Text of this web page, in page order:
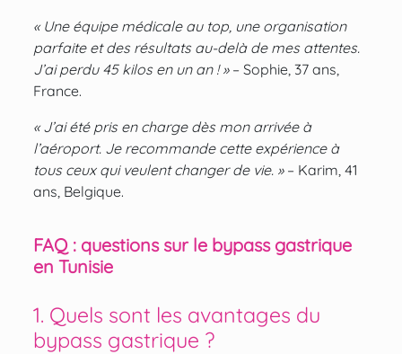
« Une équipe médicale au top, une organisation
parfaite et des résultats au-delà de mes attentes.
J’ai perdu 45 kilos en un an ! »– Sophie, 37 ans,
France.
« J’ai été pris en charge dès mon arrivée à
l’aéroport. Je recommande cette expérience à
tous ceux qui veulent changer de vie. »– Karim, 41
ans, Belgique.
FAQ : questions sur le bypass gastrique
en Tunisie
1. Quels sont les avantages du
bypass gastrique ?